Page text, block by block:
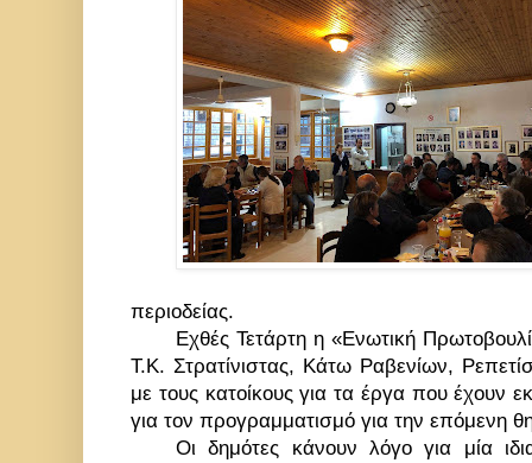
περιοδείας.
Εχθές Τετάρτη η «Ενωτική
Τ.Κ. Στρατίνιστας, Κάτω Ραβενίων,
με τους κατοίκους για τα έργα που έχουν
για τον προγραμματισμό για την επόμενη
Οι δημότες κάνουν λόγο για μία